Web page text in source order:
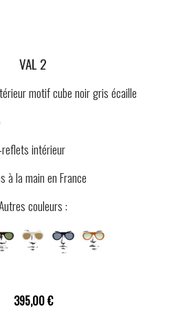
VAL 2
motif cube noir gris écaille
reflets intérieur
à la main en France
couleurs :
395,00 €